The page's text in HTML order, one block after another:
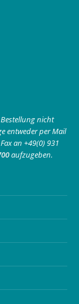
nicht
entweder per Mail
an +49(0) 931
aufzugeben.